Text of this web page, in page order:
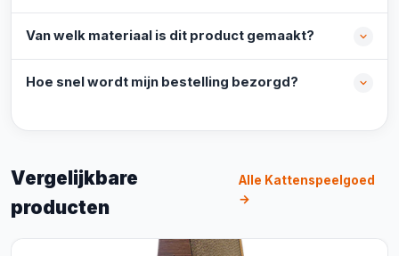
Van welk materiaal is dit product gemaakt?
Hoe snel wordt mijn bestelling bezorgd?
Vergelijkbare
producten
Alle Kattenspeelgoed
→